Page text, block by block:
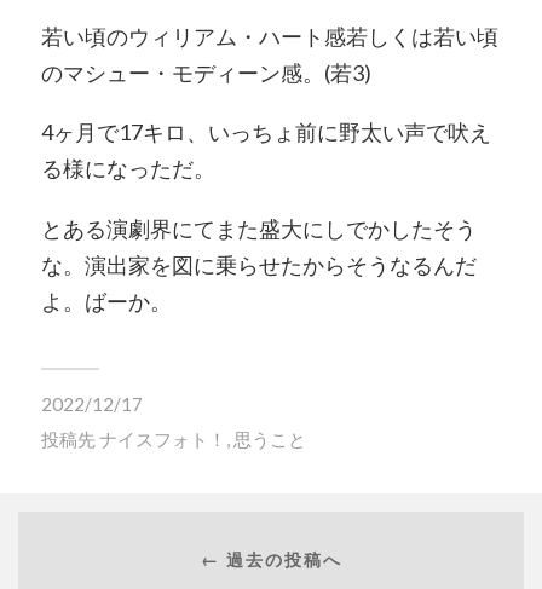
若い頃のウィリアム・ハート感若しくは若い頃
のマシュー・モディーン感。 (若3)
4ヶ月で17キロ、いっちょ前に野太い声で吠え
る様になっただ。
とある演劇界にてまた盛大にしでかしたそう
な。演出家を図に乗らせたからそうなるんだ
よ。ばーか。
2022/12/17
投稿先 ナイスフォト！ , 思うこと
← 過去の投稿へ